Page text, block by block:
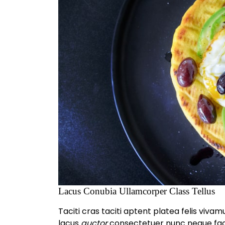
Lacus Conubia Ullamcorper Class Tellus
Taciti cras taciti aptent platea felis